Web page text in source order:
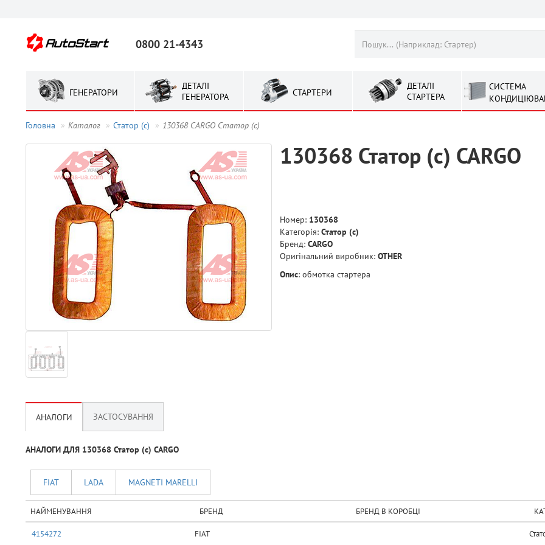
0800 21-4343
ГЕНЕРАТОРИ
ДЕТАЛІ
ГЕНЕРАТОРА
СТАРТЕРИ
ДЕТАЛІ
СТАРТЕРА
СИСТЕМА
Головна Каталог Статор (с) 130368 CARGO Статор (с)
130368 Статор (с) CARGO
Номер: 130368
Категорія: Статор (с)
Бренд: CARGO
Оригінальний виробник: OTHER
Опис: обмотка стартера
АНАЛОГИ ЗАСТОСУВАННЯ
АНАЛОГИ ДЛЯ 130368 Статор (с) CARGO
FIAT LADA MAGNETI MARELLI
НАЙМЕНУВАННЯ БРЕНД БРЕНД В КОРОБЦІ
4154272 FIAT